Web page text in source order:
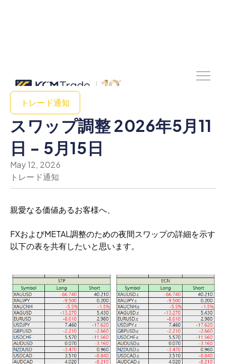
トレード通知
スワップ調整 2026年5月11
日 - 5月15日
May 12, 2026
トレード通知
親愛なる価値あるお客様へ、
FXおよびMETAL調整のための夜間スワップの詳細を示す
以下の表を共有したいと思います。